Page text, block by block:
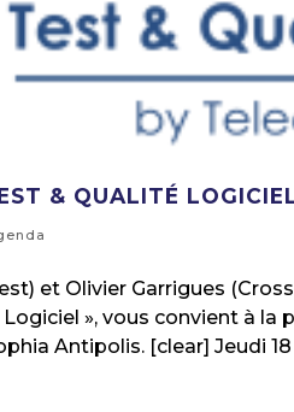
& QUALITÉ
et Olivier Garrigues
», vous convient à la
Antipolis. [clear] Jeudi